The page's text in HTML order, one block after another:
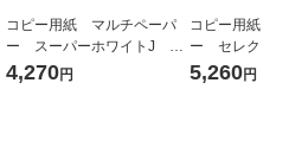
コピー用紙 マルチペーパ
ー スーパーホワイトJ A4
1箱（5000枚：500枚入×10
4,270円
コピー用紙 マ
ー セレクト
ース A4 1箱（
5,260円